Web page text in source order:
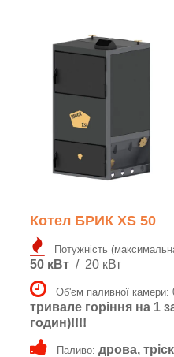
Котел БРИК XS 50
Потужність
50 кВт / 20 кВт
Об'єм паливної камери:
тривале горіння на 1
годин)!!!!
Паливо: дрова,